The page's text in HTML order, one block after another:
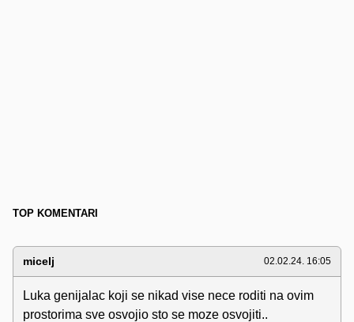
TOP KOMENTARI
micelj 02.02.24. 16:05
Luka genijalac koji se nikad vise nece roditi na ovim
prostorima sve osvojio sto se moze osvojiti..